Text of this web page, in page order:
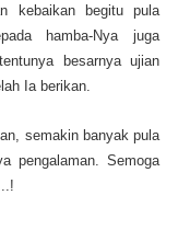
kebaikan begitu pula
hamba-Nya juga
besarnya ujian
Ia berikan.
semakin banyak pula
pengalaman. Semoga